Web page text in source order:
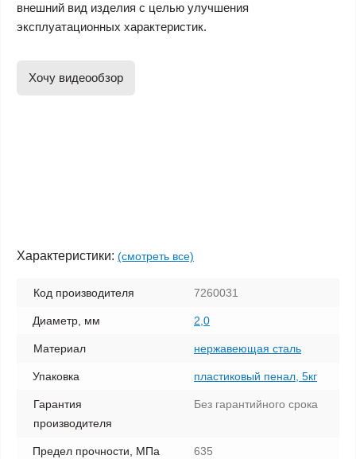
внешний вид изделия с целью улучшения
эксплуатационных характеристик.
Хочу видеообзор
Характеристики: (смотреть все)
Код производителя 7260031
Диаметр, мм 2,0
Материал нержавеющая сталь
Упаковка пластиковый пенал, 5кг
Гарантия
производителя
Без гарантийного срока
Предел прочности, МПа 635